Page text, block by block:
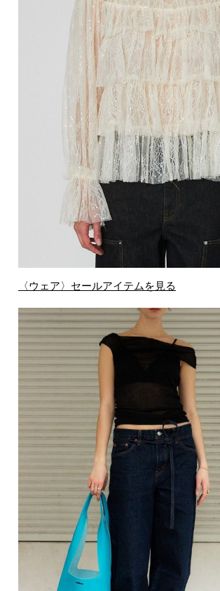
〈ウェア〉セールアイテムを見る